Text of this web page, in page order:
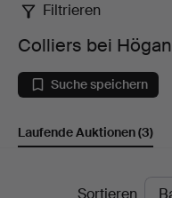
Colliers
bei
Höganäs
Filtrieren
Colliers bei
Suche speichern
Laufende Auktionen(3)
LaufendeSortieren